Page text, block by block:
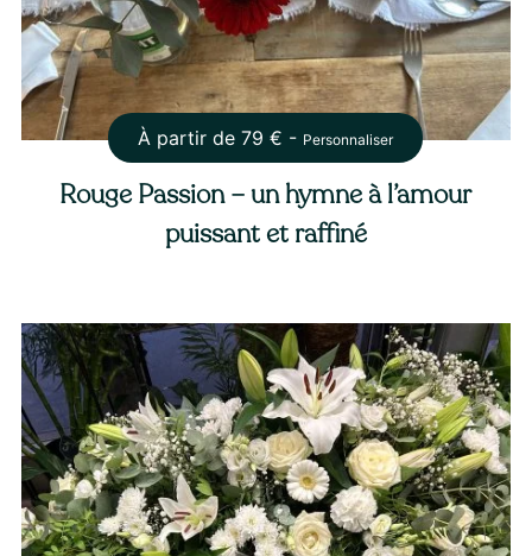
À partir de79 € - Personnaliser
Rouge Passion – un hymne à l’amour
puissant et raffiné